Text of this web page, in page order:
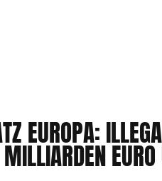
EUROPA: